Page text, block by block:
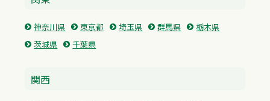
神奈川県 東京都 埼玉県 群馬県
栃木県
茨城県
千葉県
関西